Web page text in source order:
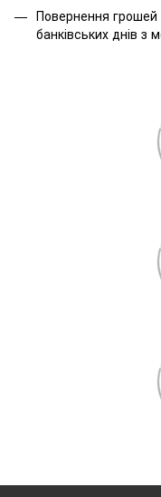
Повернення
банківських днів